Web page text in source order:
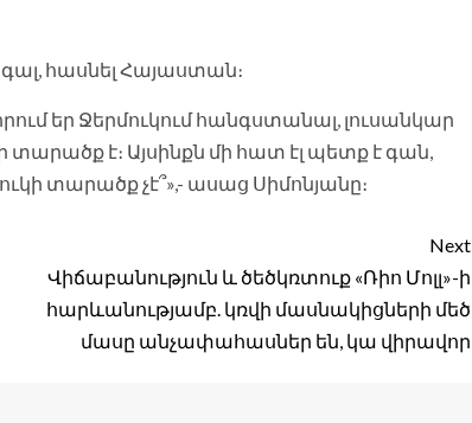
հասնել Հայաստան։
եր Ջերմուկում հանգստանալ, լուսանկար
է։ Այսինքն մի հատ էլ պետք է գան,
տարածք չէ՞»,- ասաց Սիմոնյանը։
Next
Վիճաբանություն և ծեծկռտուք «Ռիո Մոլլ»-ի
հարևանությամբ. կռվի մասնակիցների մեծ
մասը անչափահասներ են, կա վիրավոր